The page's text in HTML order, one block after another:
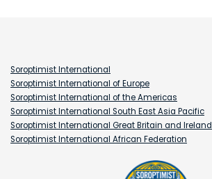
Soroptimist International
Soroptimist International of Europe
Soroptimist International of the Americas
Soroptimist International South East Asia Pacific
Soroptimist International Great Britain and Ireland
Soroptimist International African Federation